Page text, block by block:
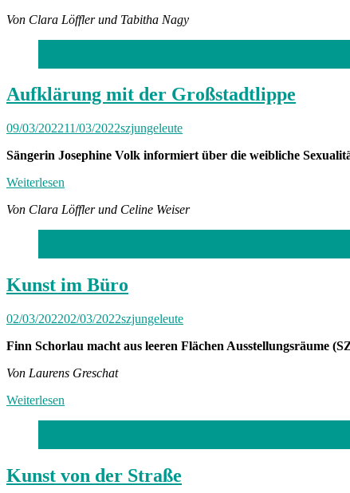
Von Clara Löffler und Tabitha Nagy
Aufklärung mit der Großstadtlippe
09/03/202211/03/2022szjungeleute
Sängerin Josephine Volk informiert über die weibliche
Weiterlesen
Von Clara Löffler und Celine Weiser
Kunst im Büro
02/03/202202/03/2022szjungeleute
Finn Schorlau macht aus leeren Flächen Ausstellungsräume
Von Laurens Greschat
Weiterlesen
Kunst von der Straße